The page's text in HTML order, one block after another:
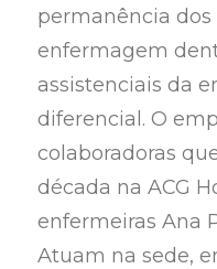
permanência
enfermagem
assistenciais da
diferencial. O
colaboradoras
década na ACG
enfermeiras Ana
Atuam na sede,